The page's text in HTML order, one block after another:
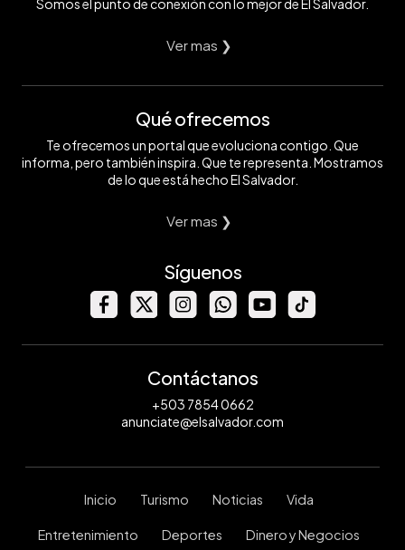
Somos el punto de conexión con lo mejor de El Salvador.
Ver mas ❯
Qué ofrecemos
Te ofrecemos un portal que evoluciona contigo. Que
informa, pero también inspira. Que te representa. Mostramos
de lo que está hecho El Salvador.
Ver mas ❯
Síguenos
Contáctanos
+503 7854 0662
anunciate@elsalvador.com
Inicio Turismo Noticias Vida
Entretenimiento Deportes Dinero y Negocios